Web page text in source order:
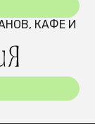
КАФЕ И